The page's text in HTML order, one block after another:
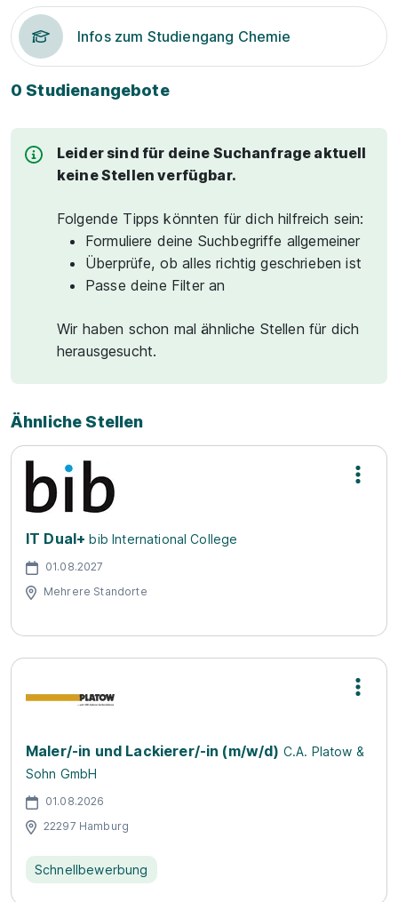
Infos zum Studiengang Chemie
0 Studienangebote
Leider sind für deine Suchanfrage aktuell
keine Stellen verfügbar.
Folgende Tipps könnten für dich hilfreich sein:
Formuliere deine Suchbegriffe allgemeiner
Überprüfe, ob alles richtig geschrieben ist
Passe deine Filter an
Wir haben schon mal ähnliche Stellen für dich
herausgesucht.
Ähnliche Stellen
IT Dual+ bib International College
01.08.2027
Mehrere Standorte
Maler/-in und Lackierer/-in (m/w/d) C.A. Platow &
Sohn GmbH
01.08.2026
22297 Hamburg
Schnellbewerbung